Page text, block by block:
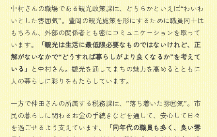
中村さんの職場である観光政策課は、どちらかといえば“わいわ
いとした雰囲気”。豊岡の観光施策を形にするために職員同士は
もちろん、外部の関係者とも密にコミュニケーションを取って
います。「観光は生活に最低限必要なものではないけれど、正
解がないなかで“どうすれば暮らしがより良くなるか”を考えて
いる」と中村さん。観光を通してまちの魅力を高めるとともに
人の暮らしに彩りをもたらしています。
一方で仲田さんの所属する税務課は、”落ち着いた雰囲気”。市
民の暮らしに関わるお金の手続きなどを通して、安心して日々
を過ごせるよう支えています。「同年代の職員も多く、良い雰